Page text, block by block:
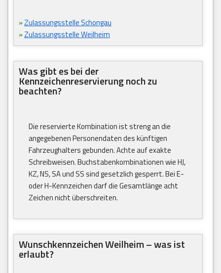
»Zulassungsstelle Schongau
»Zulassungsstelle Weilheim
Was gibt es bei der
Kennzeichenreservierung noch zu
beachten?
Die reservierte Kombination ist streng an die
angegebenen Personendaten des künftigen
Fahrzeughalters gebunden. Achte auf exakte
Schreibweisen. Buchstabenkombinationen wie HJ,
KZ, NS, SA und SS sind gesetzlich gesperrt. Bei E-
oder H-Kennzeichen darf die Gesamtlänge acht
Zeichen nicht überschreiten.
Wunschkennzeichen Weilheim – was ist
erlaubt?